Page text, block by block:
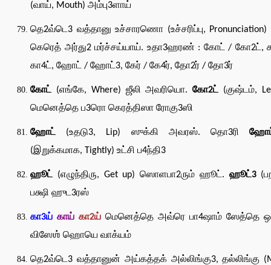
(வாய், Mouth) அம்பு3ளாய்
தெ2வ்டெ3 வத்தானு உச்சாரணொ (உச்சரிப்பு, Pronunciation)
கெரெத் அர்து2 மர்ச்சய்யாய். உதா3ஹரண் : கோட் / கோ2ட்,
கா4ட், ஹோட் / ஹோட்3, கேர் / கே4ர், தோ2ர் / தோ3ர்
கோட் (எங்கே, Where) ஜீலி அவரியொ.கோ2ட் (குஷ்டம்,
மெனெத்தெ ப3ரொ கெரத்திஸா ரோகு3ஸி
ஹோட் (உதடு3, Lip) ஸுக்கி அவரஸ். தொ3ரி
(இறுக்கமாக, Tightly) உட்சி ப4ந்தி3
ஹூட் (எழுந்திரு, Get up) ஸொளபா2ரும் ஹூட். ஹூட்3
பக்ஷி ஹுட3ரஸ்
கா3ய் காய் கா2ய் மெனெத்தெ அவ்ரெ பா4ஷாம் ஸேத்தெ
விஸேஶ் ஹொயெ வாக்யம்
தெ2வ்டெ3 வத்தானுன் அய்கத்தக் அல்லிங்கு3, தல்லிங்கு